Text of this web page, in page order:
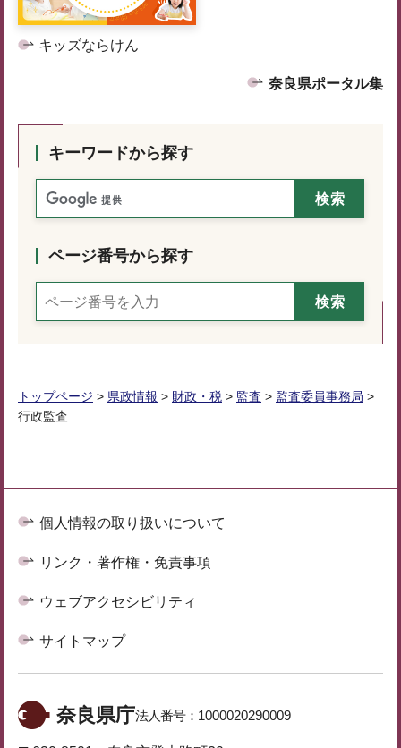
キッズならけん
奈良県ポータル集
キーワードから探す
ページ番号から探す
トップページ > 県政情報 > 財政・税 > 監査 > 監査委員事務局 >
行政監査
個人情報の取り扱いについて
リンク・著作権・免責事項
ウェブアクセシビリティ
サイトマップ
奈良県庁法人番号： 1000020290009